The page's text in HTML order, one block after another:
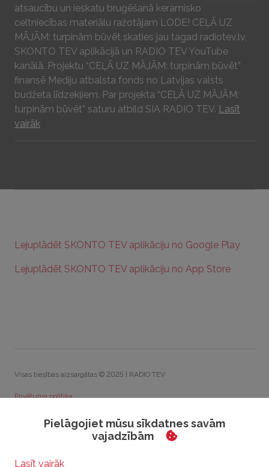
atsaucību un ieskatu bruģēšanā keramisko
celtniecības materiālu ražotājam LODE! CEĻĀ UZ
MĀJĀM: turpinām būvēt skaties jau tagad radiotev.lv,
SKONTO TEV aplikācijā un RADIO TEV YouTube
kanālā. Projektu “CEĻĀ UZ MĀJĀM: turpinām būvēt”
finansē Mediju atbalsta fonds no Latvijas valsts
budžeta līdzekļiem. Par projekta “CEĻĀ UZ MĀJĀM:
turpinām būvēt” saturu atbild SIA RADIO TEV. Lasīt
vairāk
Lejuplādēt SKONTO TEV aplikāciju no Google Play
Lejuplādēt SKONTO TEV aplikāciju no App Store
Visas tiesības aizsargātas © 2025 | RADIO TEV
Privātuma politika
Sīkdatņu politika
Visparīgie konkursu noteikumi
Pielāgojiet mūsu sīkdatnes savām
vajadzībām